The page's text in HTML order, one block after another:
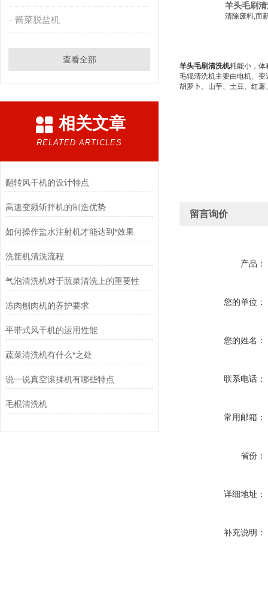
酱菜脱盐机
查看全部
相关文章
RELATED ARTICLES
翻转风干机的设计特点
高速变频斩拌机的制造优势
如何操作盐水注射机才能达到*效果
洗筐机清洗流程
气泡清洗机对于蔬菜清洗上的重要性
冻肉刨肉机的养护要求
平带式风干机的运用性能
蔬菜清洗机有什么*之处
说一说真空滚揉机有哪些特点
毛棍清洗机
羊头毛刷
清除废料,而
羊头毛刷清洗机耗能小，体
毛辊清洗机主要由电机、
胡萝卜、山芋、土豆、红
留言询价
产品：
您的单位：
您的姓名：
联系电话：
常用邮箱：
省份：
详细地址：
补充说明：